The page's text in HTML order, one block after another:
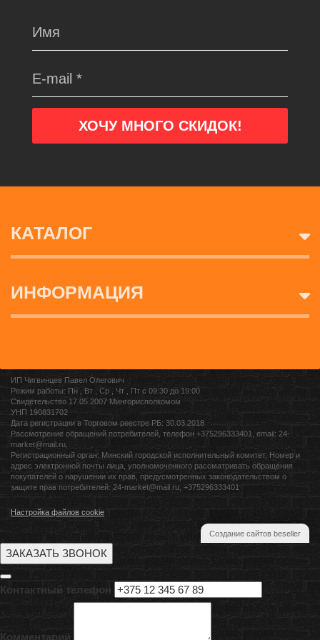
КАТАЛОГ
ИНФОРМАЦИЯ
ИП Чигвинцев Павел Олегович
Режим работы: Пн , Вт , Ср , Чт , Пт c 09:30 до 19:00
Свидетельство 17.05.2007 Мингорисполкомом
УНП 190831702
Дата регистрации в Торговом реестре РБ: 30.03.2018
Рассмотрение обращений потребителей, телефон +375296333401, email: 24-
market@mail.ru,
Регистрационный орган: Минский городской исполнительный комитет, Номер и
адрес электронной почты лица, уполномоченного рассматривать обращения
покупателей о нарушении их прав, предусмотренных законодательством о
защите прав потребителей: 24-market@mail.ru, +375296333401
Настройка файлов cookie
Создание сайтов beseller
ЗАКАЗАТЬ ЗВОНОК
Контактный телефон
Комментарий